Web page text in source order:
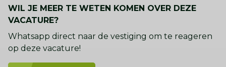
WIL JE MEER TE WETEN KOMEN OVER DEZE
VACATURE?
Whatsapp direct naar de vestiging om te reageren
op deze vacature!